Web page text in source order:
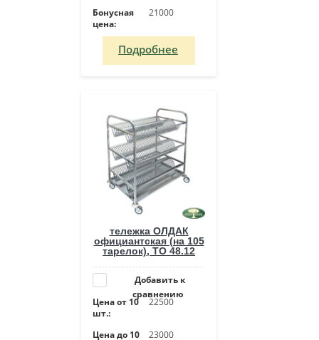
Бонусная
цена:
21000
Подробнее
тележка ОЛДАК
официантская (на 105
тарелок), ТО 48.12
Добавить к
сравнению
Цена от 10
шт.:
22500
Цена до 10
23000